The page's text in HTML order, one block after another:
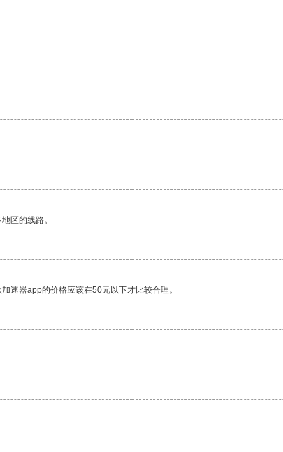
区的线路。
速器app的价格应该在50元以下才比较合理。